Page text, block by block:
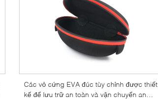
Các vỏ cứng EVA đúc tùy chỉnh được thiết
kế để lưu trữ an toàn và vận chuyển an